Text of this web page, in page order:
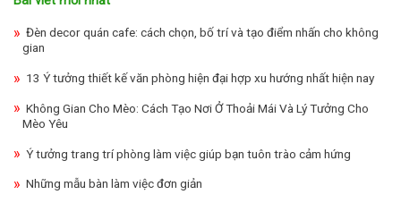
Đèn decor quán cafe: cách chọn, bố trí và tạo điểm nhấn cho không
gian
13 Ý tưởng thiết kế văn phòng hiện đại hợp xu hướng nhất hiện nay
Không Gian Cho Mèo: Cách Tạo Nơi Ở Thoải Mái Và Lý Tưởng Cho
Mèo Yêu
Ý tưởng trang trí phòng làm việc giúp bạn tuôn trào cảm hứng
Những mẫu bàn làm việc đơn giản